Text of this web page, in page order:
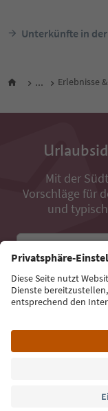
Unterkünfte in
... Erlebnisse
Mit der
Vorschläge für
und